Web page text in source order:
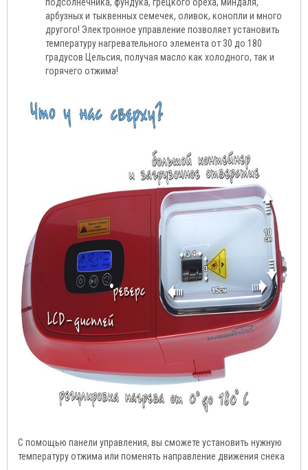
арбузных и тыквенных семечек, оливок, конопли и много
другого! Электронное управление позволяет установить
температуру нагревательного элемента от 30 до 180
градусов Цельсия, получая масло как холодного, так и
горячего отжима!
С помощью панели управления, вы сможете установить нужную
температуру отжима или поменять направление движения снека